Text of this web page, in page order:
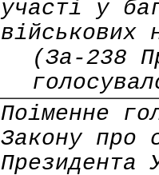
участі у
військових
(За-238
Поіменне
Закону про
Президента